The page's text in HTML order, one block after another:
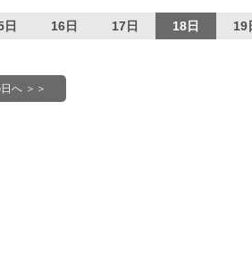
日 16日 17日 18日 19
へ ＞＞